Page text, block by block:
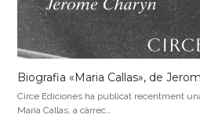
Biografia «Maria Callas», de
Circe Ediciones ha publicat recentment
Maria Callas, a càrrec…